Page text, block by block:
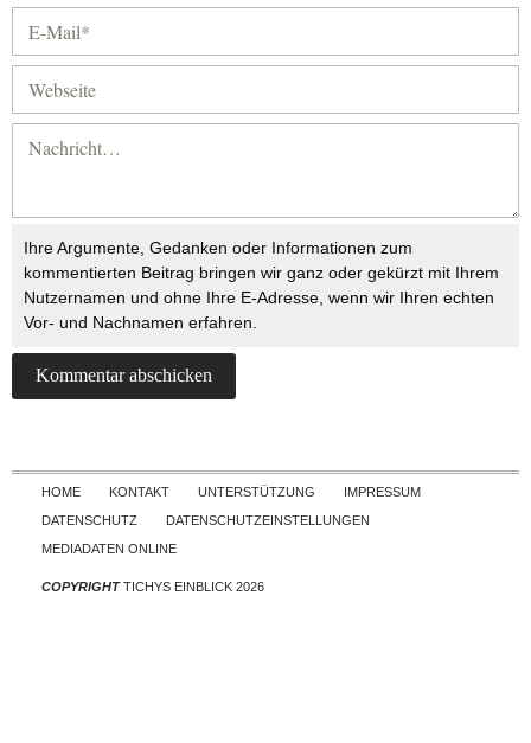
Ihre Argumente, Gedanken oder Informationen zum
kommentierten Beitrag bringen wir ganz oder gekürzt mit Ihrem
Nutzernamen und ohne Ihre E-Adresse, wenn wir Ihren echten
Vor- und Nachnamen erfahren.
Skip to content
HOME KONTAKT UNTERSTÜTZUNG
IMPRESSUM
DATENSCHUTZ
DATENSCHUTZEINSTELLUNGEN
MEDIADATEN ONLINE
COPYRIGHTTICHYS EINBLICK 2026